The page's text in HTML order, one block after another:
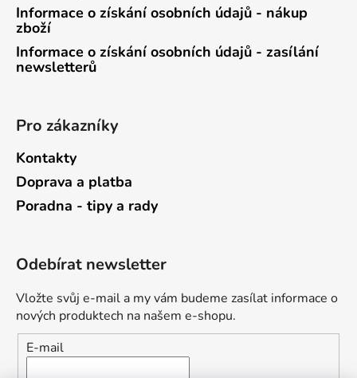
Informace o získání osobních údajů - nákup
zboží
Informace o získání osobních údajů - zasílání
newsletterů
Pro zákazníky
Kontakty
Doprava a platba
Poradna - tipy a rady
Odebírat newsletter
Vložte svůj e-mail a my vám budeme zasílat informace o
nových produktech na našem e-shopu.
E-mail